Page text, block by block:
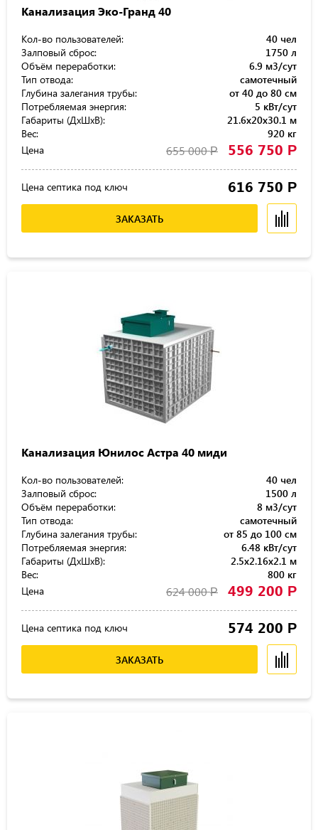
Канализация Эко-Гранд 40
Кол-во пользователей:
40 чел
Залповый сброс:
1750 л
Объём переработки:
6.9 м3/сут
Тип отвода:
самотечный
Глубина залегания трубы:
от 40 до 80 см
Потребляемая энергия:
5 кВт/сут
Габариты (ДхШхВ):
21.6x20x30.1 м
Вес:
920 кг
Цена
655 000Р 556 750 Р
Цена септика под ключ 616 750 Р
ЗАКАЗАТЬ
Канализация Юнилос Астра 40 миди
Кол-во пользователей:
40 чел
Залповый сброс:
1500 л
Объём переработки:
8 м3/сут
Тип отвода:
самотечный
Глубина залегания трубы:
от 85 до 100 см
Потребляемая энергия:
6.48 кВт/сут
Габариты (ДхШхВ):
2.5x2.16x2.1 м
Вес:
800 кг
Цена
624 000Р 499 200 Р
Цена септика под ключ 574 200 Р
ЗАКАЗАТЬ